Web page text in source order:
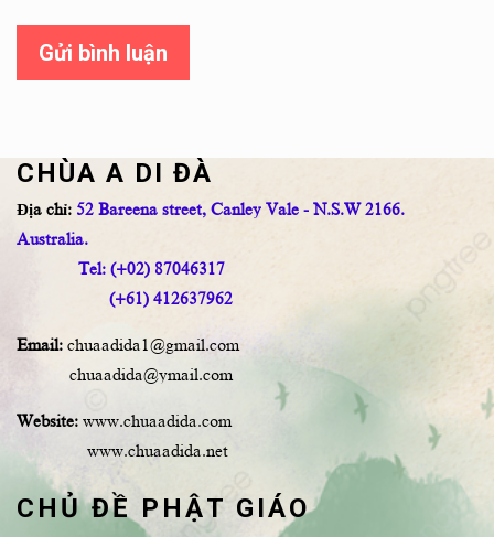
Gửi bình luận
CHÙA A DI ĐÀ
Địa chỉ: 52 Bareena street, Canley Vale - N.S.W 2166.
Australia.
Tel: (+02) 87046317
(+61) 412637962
Email: chuaadida1@gmail.com
chuaadida@ymail.com
Website: www.chuaadida.com
www.chuaadida.net
CHỦ ĐỀ PHẬT GIÁO